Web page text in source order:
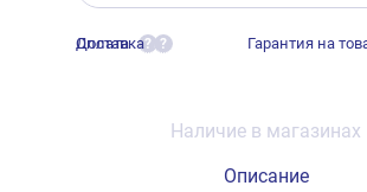
Оплата ?
Доставка ? Гарантия на
Наличие в магазинах
Описание